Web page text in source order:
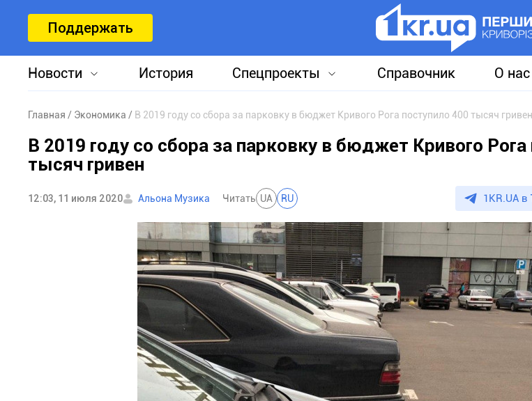
Поддержать
Новости История Спецпроекты Справочник О нас
Главная Экономика В 2019 году со сбора за парковку в бюджет Кривого Рога поступило 400 тысяч гривен
В 2019 году со сбора за парковку в бюджет Кривого Рога
тысяч гривен
12:03, 11 июля 2020 Альона Музика Читать UA RU 1KR.UA в